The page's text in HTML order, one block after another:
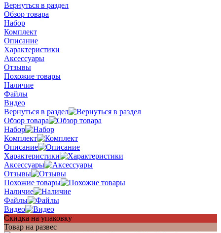
Вернуться в раздел
Обзор товара
Набор
Комплект
Описание
Характеристики
Аксессуары
Отзывы
Похожие товары
Наличие
Файлы
Видео
Вернуться в раздел
Обзор товара
Набор
Комплект
Описание
Характеристики
Аксессуары
Отзывы
Похожие товары
Наличие
Файлы
Видео
Скидка на упаковку
Товар на развес